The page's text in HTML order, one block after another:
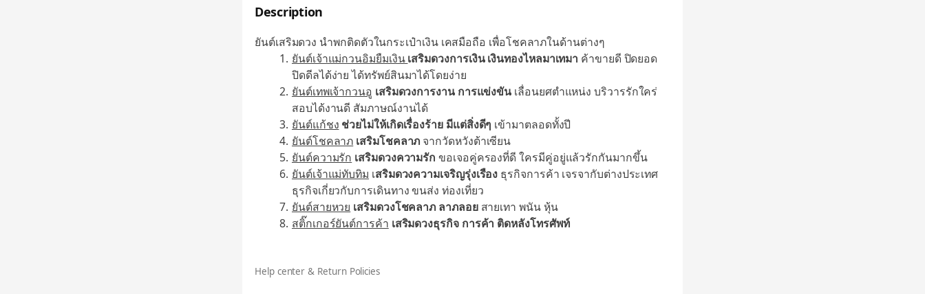
Description
ยันต์เสริมดวง นำพกติดตัวในกระเป๋าเงิน เคสมือถือ เพื่อโชคลาภในด้านต่างๆ
ยันต์เจ้าแม่กวนอิมยืมเงินเสริมดวงการเงิน เงินทองไหลมาเทมา ค้าขายดี ปิดยอด
ปิดดีลได้ง่าย ได้ทรัพย์สินมาได้โดยง่าย
ยันต์เทพเจ้ากวนอู เสริมดวงการงาน การแข่งขัน เลื่อนยศตำแหน่ง บริวารรักใคร่
สอบได้งานดี สัมภาษณ์งานได้
ยันต์แก้ชง ช่วยไม่ให้เกิดเรื่องร้าย มีแต่สิ่งดีๆ เข้ามาตลอดทั้งปี
ยันต์โชคลาภ เสริมโชคลาภ จากวัดหวังต้าเซียน
ยันต์ความรัก เสริมดวงความรัก ขอเจอคู่ครองที่ดี ใครมีคู่อยู่แล้วรักกันมากขึ้น
ยันต์เจ้าแม่ทับทิม เสริมดวงความเจริญรุ่งเรือง ธุรกิจการค้า เจรจากับต่างประเทศ
ธุรกิจเกี่ยวกับการเดินทาง ขนส่ง ท่องเที่ยว
ยันต์สายหวย เสริมดวงโชคลาภ ลาภลอยสายเทา พนัน หุ้น
สติ๊กเกอร์ยันต์การค้า เสริมดวงธุรกิจ การค้า ติดหลังโทรศัพท์
Help center & Return Policies